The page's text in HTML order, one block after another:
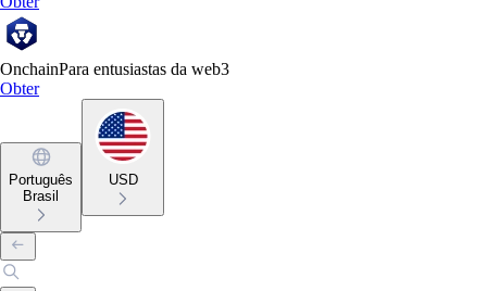
OnchainPara entusiastas da web3
Obter
Português
Brasil
USD